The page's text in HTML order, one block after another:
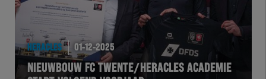
Academie
HERACLES 01-12-2025
NIEUWBOUW FC TWENTE/HERACLES ACADEMIE